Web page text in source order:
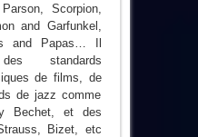
Scorpion,
and Garfunkel,
and Papas… Il
standards
de films, de
de jazz comme
Bechet, et des
Bizet, etc